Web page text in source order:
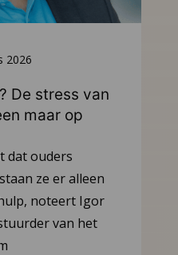
2026
De stress van
maar op
dat ouders
ze er alleen
noteert Igor
van het